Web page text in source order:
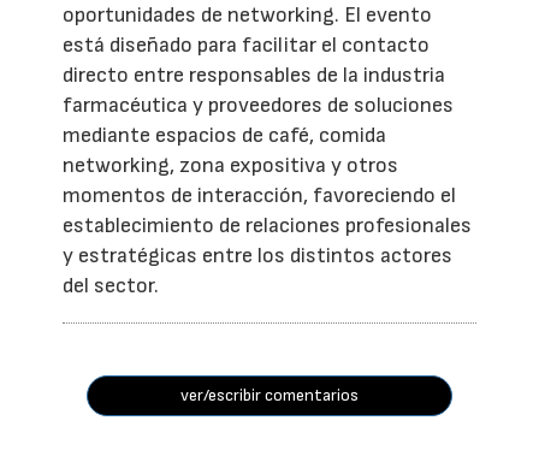
oportunidades de networking. El evento
está diseñado para facilitar el contacto
directo entre responsables de la industria
farmacéutica y proveedores de soluciones
mediante espacios de café, comida
networking, zona expositiva y otros
momentos de interacción, favoreciendo el
establecimiento de relaciones profesionales
y estratégicas entre los distintos actores
del sector.
ver/escribir comentarios